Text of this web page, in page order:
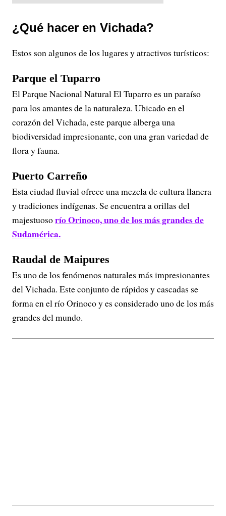
¿Qué hacer en Vichada?
Estos son algunos de los lugares y atractivos turísticos:
Parque el Tuparro
El Parque Nacional Natural El Tuparro es un paraíso
para los amantes de la naturaleza. Ubicado en el
corazón del Vichada, este parque alberga una
biodiversidad impresionante, con una gran variedad de
flora y fauna.
Puerto Carreño
Esta ciudad fluvial ofrece una mezcla de cultura llanera
y tradiciones indígenas. Se encuentra a orillas del
majestuosorío Orinoco, uno de los más grandes de
Sudamérica.
Raudal de Maipures
Es uno de los fenómenos naturales más impresionantes
del Vichada. Este conjunto de rápidos y cascadas se
forma en el río Orinoco y es considerado uno de los más
grandes del mundo.